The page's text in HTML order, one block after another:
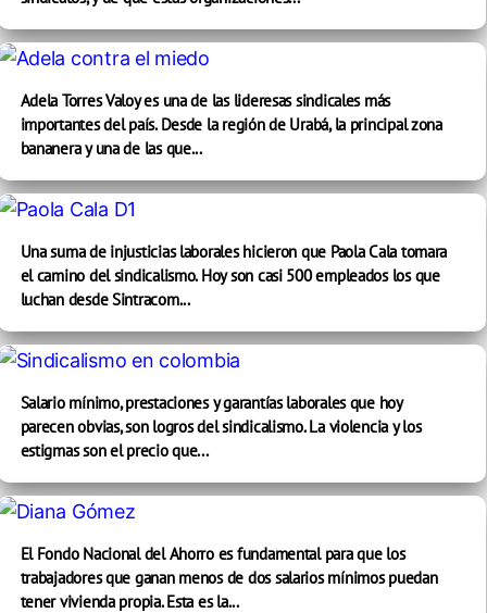
Adela Torres Valoy es una de las lideresas sindicales más
importantes del país. Desde la región de Urabá, la principal zona
bananera y una de las que...
Una suma de injusticias laborales hicieron que Paola Cala tomara
el camino del sindicalismo. Hoy son casi 500 empleados los que
luchan desde Sintracom...
Salario mínimo, prestaciones y garantías laborales que hoy
parecen obvias, son logros del sindicalismo. La violencia y los
estigmas son el precio que...
El Fondo Nacional del Ahorro es fundamental para que los
trabajadores que ganan menos de dos salarios mínimos puedan
tener vivienda propia. Esta es la...